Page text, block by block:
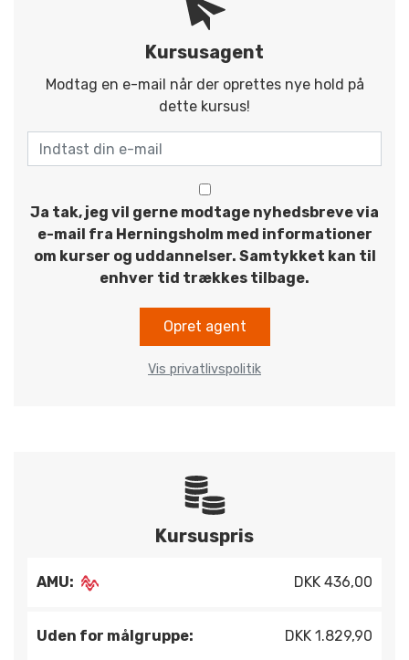
Kursusagent
Modtag en e-mail når der oprettes nye hold på
dette kursus!
Ja tak, jeg vil gerne modtage nyhedsbreve via
e-mail fra Herningsholm med informationer
om kurser og uddannelser. Samtykket kan til
enhver tid trækkes tilbage.
Opret agent
Vis privatlivspolitik
Kursuspris
AMU: DKK 436,00
Uden for målgruppe: DKK 1.829,90